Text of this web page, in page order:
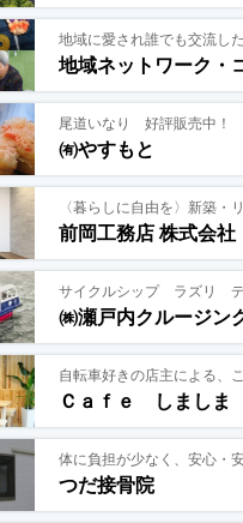
地域に愛され誰でも交流し
地域ネットワーク・
尾道いなり 好評販売中！
㈲やすもと
〈暮らしに自由を〉新築・
前岡工務店 株式会社
サイクルシップ ラズリ
㈱瀬戸内クルージン
自転車好きの店主による、
Ｃａｆｅ しましま
体に負担が少なく、安心・
つだ接骨院